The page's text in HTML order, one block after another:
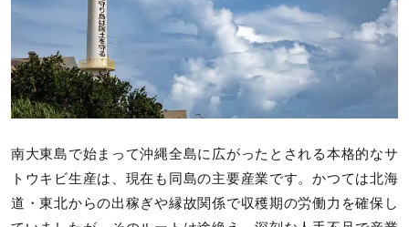
南大東島で始まって沖縄全島に広がったとされる本格的なサ
トウキビ生産は、現在も同島の主要産業です。かつては北海
道・東北からの出稼ぎや縁故関係で収穫期の労働力を確保し